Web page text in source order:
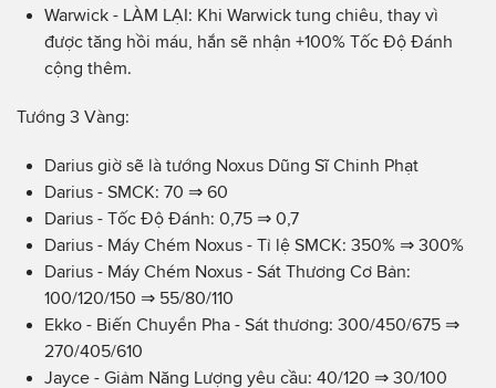
Warwick - LÀM LẠI: Khi Warwick tung chiêu, thay vì
được tăng hồi máu, hắn sẽ nhận +100% Tốc Độ Đánh
cộng thêm.
Tướng 3 Vàng:
Darius giờ sẽ là tướng Noxus Dũng Sĩ Chinh Phạt
Darius - SMCK: 70 ⇒ 60
Darius - Tốc Độ Đánh: 0,75 ⇒ 0,7
Darius - Máy Chém Noxus - Tỉ lệ SMCK: 350% ⇒ 300%
Darius - Máy Chém Noxus - Sát Thương Cơ Bản:
100/120/150 ⇒ 55/80/110
Ekko - Biến Chuyển Pha - Sát thương: 300/450/675 ⇒
270/405/610
Jayce - Giảm Năng Lượng yêu cầu: 40/120 ⇒ 30/100